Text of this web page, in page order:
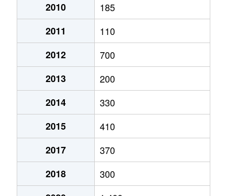
2010
185
2011
110
2012
700
2013
200
2014
330
2015
410
2017
370
2018
300